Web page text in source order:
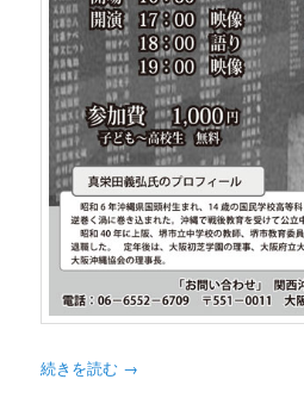
続きを読む →